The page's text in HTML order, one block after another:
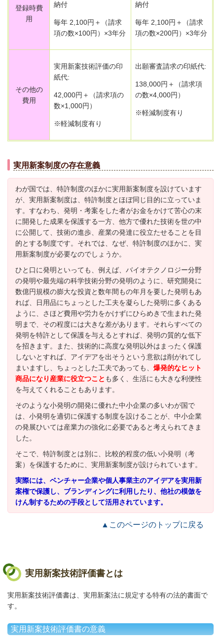
登録時費
用
納付
毎年 2,100円＋（請求
項の数×100円）×3年分
納付
毎年 2,100円＋（請求
項の数×200円）×3年分
その他の
費用
実用新案技術評価の印
紙代:
42,000円＋（請求項の
数×1,000円）
※軽減制度有り
出願審査請求の印紙代:
138,000円＋（請求項
の数×4,000円）
※軽減制度有り
実用新案制度の存在意義
わが国では、特許制度のほかに実用新案制度を設けています
が、実用新案制度は、特許制度とほぼ同じ目的に立っていま
す。すなわち、発明・考案をした者がお金をかけて苦心の末
に開発した成果を保護する一方、他方で優れた技術を世の中
に公開して、技術の進歩、産業の発達に役立たせることを目
的とする制度です。それでは、なぜ、特許制度のほかに、実
用新案制度が必要なのでしょうか。
ひと口に発明といっても、例えば、バイオテクノロジー分野
の発明や最先端の科学技術分野の発明のように、研究開発に
数億円規模の膨大な投資と数年間もの年月を要した発明もあ
れば、日用品にちょっとした工夫を凝らした発明に多くある
ように、さほど費用や労力をかけずにひらめきで生まれた発
明まで、その程度には大きな差があります。それらすべての
発明を特許として保護を与えるとすれば、発明の質的な低下
を招きます。また、技術的に高度な発明以外はまったく保護
しないとすれば、アイデアを出そうという意欲は削がれてし
まいますし、ちょっとした工夫であっても、 爆発的なヒット
商品になり産業に役立つこと も多く、生活にも大きな利便性
を与えてくれることもあります。
そのような小発明の開発に優れた中小企業の多いわが国で
は、小発明を適切に保護する制度を設けることが、中小企業
の発展ひいては産業力の強化に必要であると考えられてきま
した。
そこで、特許制度とは別に、比較的程度の低い小発明（考
案）を保護するために、実用新案制度が設けられています。
実際には、ベンチャー企業や個人事業主のアイデアを実用新
案権で保護し、ブランディングに利用したり、他社の模倣を
けん制するための手段として活用されています。
▲このページのトップに戻る
実用新案技術評価書とは
実用新案技術評価書は、実用新案法に規定する特有の法的書面で
す。
実用新案技術評価書の意義